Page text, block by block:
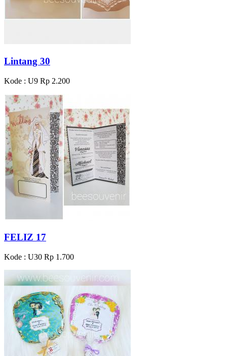
Lintang 30
Kode : U9 Rp 2.200
FELIZ 17
Kode : U30 Rp 1.700